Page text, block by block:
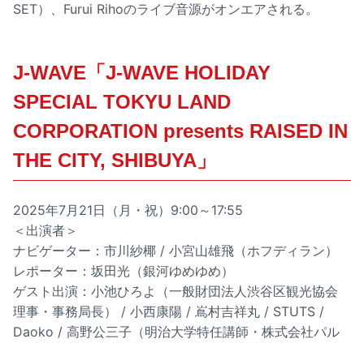
SET）、Furui Rihoのライブ音源がオンエアされる。
J-WAVE「J-WAVE HOLIDAY
SPECIAL TOKYU LAND
CORPORATION presents RAISED IN
THE CITY, SHIBUYA」
2025年7月21日（月・祝）9:00～17:55
＜出演者＞
ナビゲーター：市川紗椰 / 小宮山雄飛（ホフディラン）
レポーター：坂田光（銀河ゆめゆめ）
ゲスト出演：小池ひろよ（一般財団法人渋谷区観光協会
理事・事務局長） / 小西康陽 / 嶌村吉祥丸 / STUTS /
Daoko / 高野公三子（明治大学特任講師・株式会社パル